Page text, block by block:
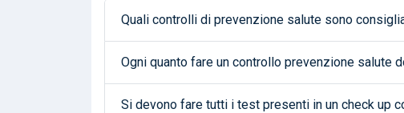
Quali controlli di prevenzione salute sono
Ogni quanto fare un controllo prevenzione salute
Si devono fare tutti i test presenti in un check up